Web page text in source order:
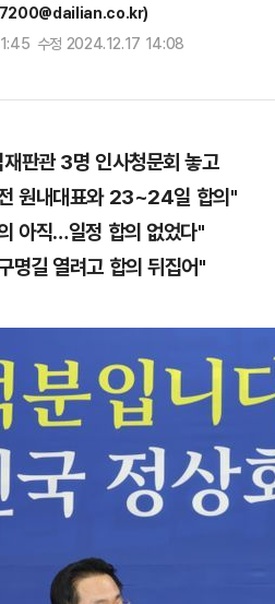
수정 2024.12.17 14:08
판관 3명 인사청문회 놓고
원내대표와 23~24일 합의"
아직…일정 합의 없었다"
명길 열려고 합의 뒤집어"